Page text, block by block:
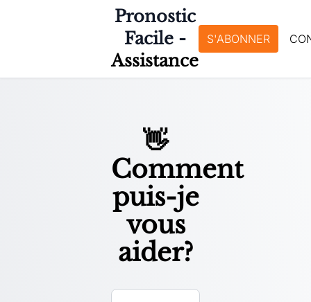
Pronostic
Facile -
Assistance
S'ABONNER
👋
Comment
puis-je
vous
aider?
Search